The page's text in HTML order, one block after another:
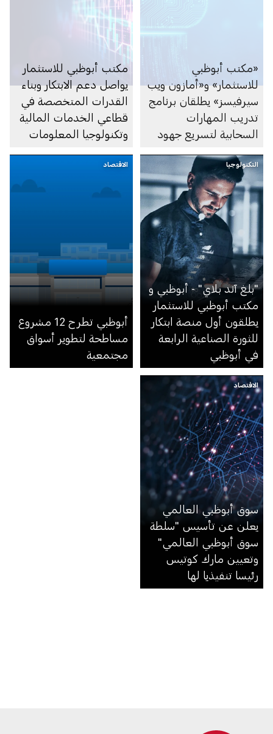
«مكتب أبوظبي
للاستثمار» و«أمازون ويب
سيرفيسز» يطلقان برنامج
تدريب المهارات
السحابية لتسريع جهود
الشركات الصغيرة
والمتوسطة في إمارة
أبوظبي
مكتب أبوظبي للاستثمار
يواصل دعم الابتكار وبناء
القدرات المتخصصة في
قطاعي الخدمات المالية
وتكنولوجيا المعلومات
أبوظبي
التكنولوجيا
"بلغ آند بلاي" - أبوظبي و
مكتب أبوظبي للاستثمار
يطلقون أول منصة ابتكار
للثورة الصناعية الرابعة
في أبوظبي
الاقتصاد
أبوظبي تطرح 12 مشروع
مساطحة لتطوير أسواق
مجتمعية
الاقتصاد
سوق أبوظبي العالمي
يعلن عن تأسيس "سلطة
سوق أبوظبي العالمي"
وتعيين مارك كوتيس
رئيسا تنفيذيا لها